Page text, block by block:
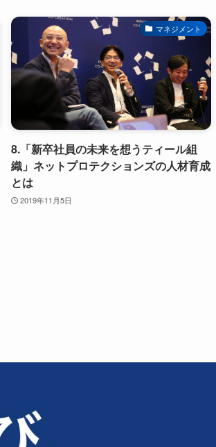
マネジメント
8.「新卒社員の未来を想うティール組
織」ネットプロテクションズの人材育成
とは
2019年11月5日